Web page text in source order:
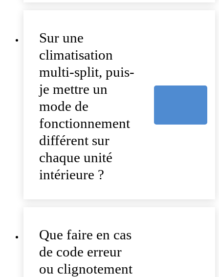
Sur une
climatisation
multi-split, puis-
je mettre un
mode de
fonctionnement
différent sur
chaque unité
intérieure ?
Que faire en cas
de code erreur
ou clignotement